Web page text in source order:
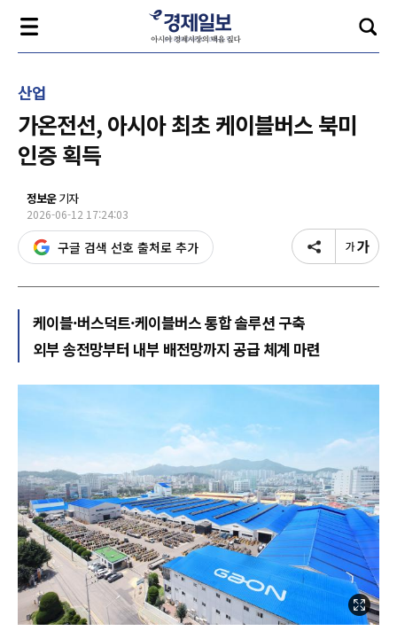
산업
가온전선, 아시아 최초 케이블버스 북미
인증 획득
정보운기자
2026-06-12 17:24:03
구글 검색 선호 출처로 추가
케이블·버스덕트·케이블버스 통합 솔루션 구축
외부 송전망부터 내부 배전망까지 공급 체계 마련